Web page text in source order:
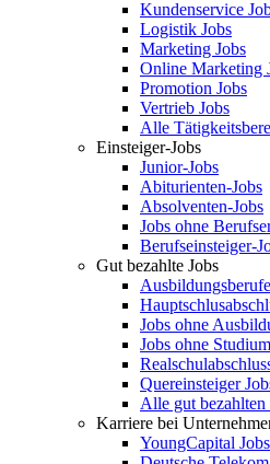
Kundenservice
Logistik Jobs
Marketing Jobs
Online Marketing
Promotion Jobs
Vertrieb Jobs
Alle
Einsteiger-Jobs
Junior-Jobs
Abiturienten-Jobs
Absolventen-Jobs
Jobs ohne
Berufseinsteiger-
Gut bezahlte Jobs
Ausbildungsberufe
Jobs ohne
Jobs ohne Studium
Quereinsteiger
Alle gut bezahlten
Karriere bei
YoungCapital Jobs